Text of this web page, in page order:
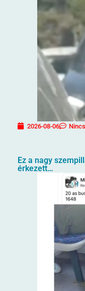
2026-08-06
Ez a nagy
érkezett…